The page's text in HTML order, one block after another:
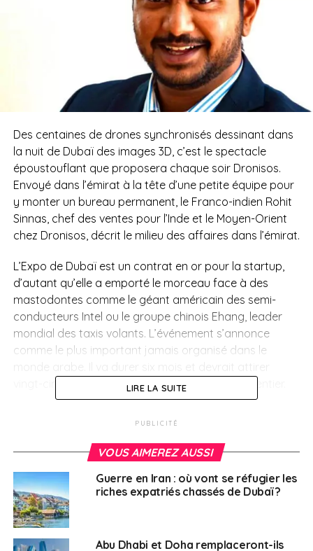
Des centaines de drones synchronisés dessinant dans
la nuit de Dubaï des images 3D, c’est le spectacle
époustouflant que proposera chaque soir Dronisos.
Envoyé dans l’émirat à la tête d’une petite équipe pour
y monter un bureau permanent, le Franco-indien Rohit
Sinnas, chef des ventes pour l’Inde et le Moyen-Orient
chez Dronisos, décrit le milieu des affaires dans l’émirat.
L’Expo de Dubaï est un contrat en or pour la startup,
d’autant qu’elle a emporté le morceau face à des
mastodontes comme le géant américain des semi-
conducteurs Intel ou le groupe chinois Ehang, leader
mondial des taxis volants. L’événement s’annonce
comme le plus important jamais organisé dans le
vingt-cinq millions de visiteurs venus du monde entier.
pour lutter contre la corruption et dénoncer la personne
qui essaierait de vous soudoyer. »Leader européen des
shows de drones, la société bordelaise possède des
bureaux à l’étranger où elle réalise 80 % de son activité.
Elle est présente à Orlando aux États-Unis ou encore à
Bangalore en Inde.
LIRE LA SUITE
PUBLICITÉ
VOUS AIMEREZ AUSSI
Guerre en Iran : où vont se réfugier les
riches expatriés chassés de Dubaï ?
Abu Dhabi et Doha remplaceront-ils